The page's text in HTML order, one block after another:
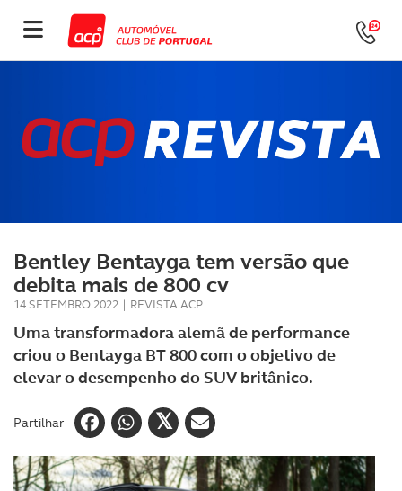
Bentley Bentayga tem versão que
debita mais de 800 cv
14 SETEMBRO 2022 | REVISTA ACP
Uma transformadora alemã de performance
criou o Bentayga BT 800 com o objetivo de
elevar o desempenho do SUV britânico.
Partilhar